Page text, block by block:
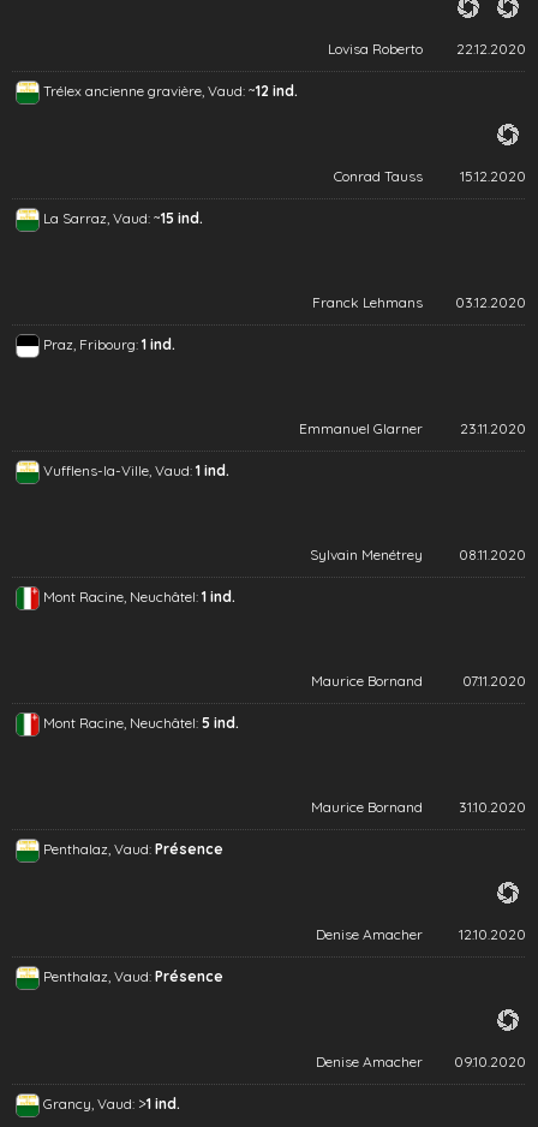
Lovisa Roberto 22.12.2020
Trélex ancienne gravière, Vaud: ~12 ind.
Conrad Tauss 15.12.2020
La Sarraz, Vaud: ~15 ind.
Franck Lehmans 03.12.2020
Praz, Fribourg: 1 ind.
Emmanuel Glarner 23.11.2020
Vufflens-la-Ville, Vaud: 1 ind.
Sylvain Menétrey 08.11.2020
Mont Racine, Neuchâtel: 1 ind.
Maurice Bornand 07.11.2020
Mont Racine, Neuchâtel: 5 ind.
Maurice Bornand 31.10.2020
Penthalaz, Vaud: Présence
Denise Amacher 12.10.2020
Penthalaz, Vaud: Présence
Denise Amacher 09.10.2020
Grancy, Vaud: >1 ind.